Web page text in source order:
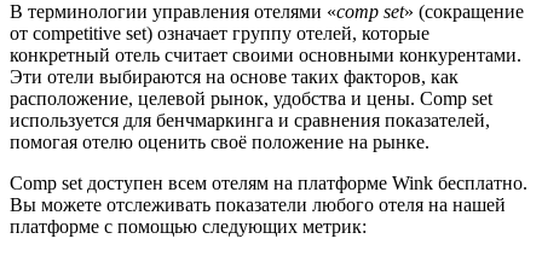
В терминологии управления отелями «comp set» (сокращение
от competitive set) означает группу отелей, которые
конкретный отель считает своими основными конкурентами.
Эти отели выбираются на основе таких факторов, как
расположение, целевой рынок, удобства и цены. Comp set
используется для бенчмаркинга и сравнения показателей,
помогая отелю оценить своё положение на рынке.
Comp set доступен всем отелям на платформе Wink бесплатно.
Вы можете отслеживать показатели любого отеля на нашей
платформе с помощью следующих метрик: